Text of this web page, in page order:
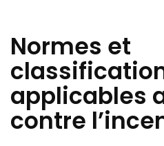
Normes et
applicables
contre